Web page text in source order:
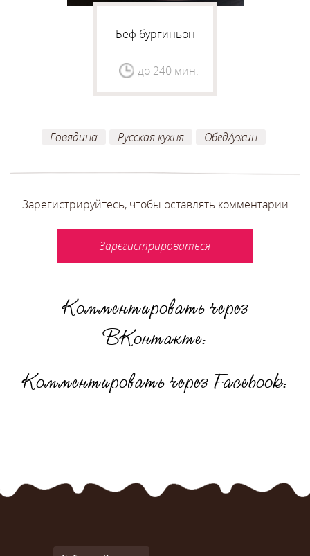
Говядина Русская кухня Обед/ужин
Бёф бургиньон
до 240 мин.
Зарегистрируйтесь, чтобы оставлять комментарии
Зарегистрироваться
Комментировать через
ВКонтакте:
Комментировать через Facebook: